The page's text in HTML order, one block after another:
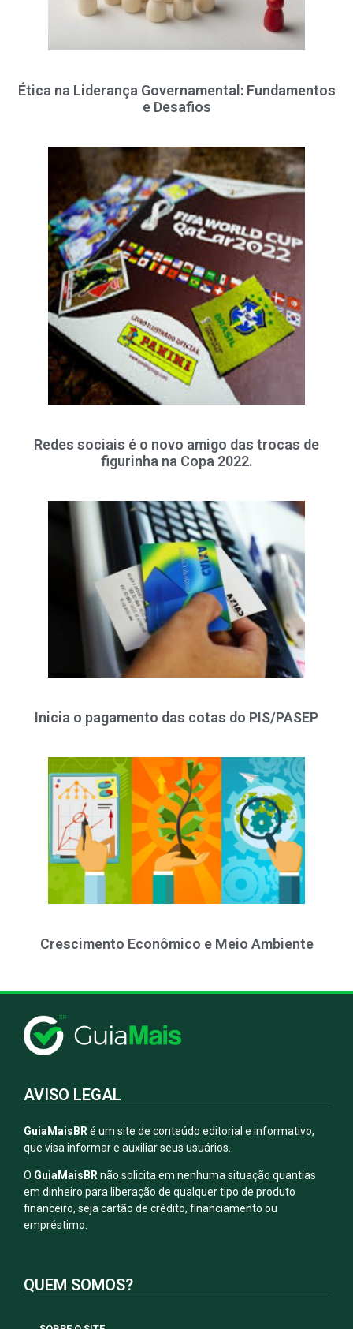
Ética na Liderança Governamental: Fundamentos
e Desafios
Redes sociais é o novo amigo das trocas de
figurinha na Copa 2022.
Inicia o pagamento das cotas do PIS/PASEP
Crescimento Econômico e Meio Ambiente
AVISO LEGAL
GuiaMaisBR é um site de conteúdo editorial e informativo,
que visa informar e auxiliar seus usuários.
O GuiaMaisBR não solicita em nenhuma situação quantias
em dinheiro para liberação de qualquer tipo de produto
financeiro, seja cartão de crédito, financiamento ou
empréstimo.
QUEM SOMOS?